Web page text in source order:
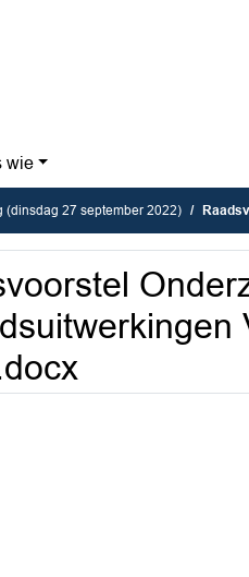
wie
(dinsdag 27 september 2022)